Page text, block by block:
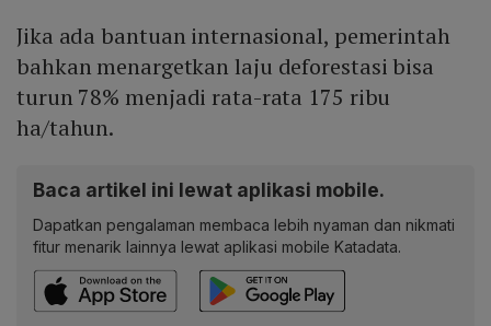
Jika ada bantuan internasional, pemerintah
bahkan menargetkan laju deforestasi bisa
turun 78% menjadi rata-rata 175 ribu
ha/tahun.
Baca artikel ini lewat aplikasi mobile.
Dapatkan pengalaman membaca lebih nyaman dan nikmati
fitur menarik lainnya lewat aplikasi mobile Katadata.